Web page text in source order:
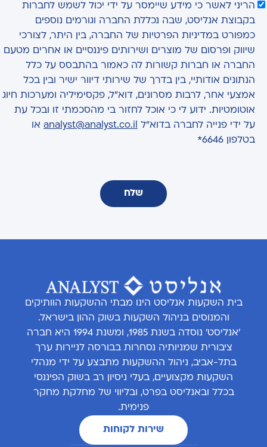
הריני לאשר כי מידע שיימסר על ידי יכול לשמש לחברות
בקבוצת אנליסט, שבה נכללת החברה וגורמים נוספים
כמפורט במדיניות הפרטיות של החברה, בין היתר, לצורכי
שיווק ופרסום של מוצרים ושירותים פיננסיים או אחרים מטעם
החברה או חברות קשורות לה כאמור בהתבסס על כלל
הנתונים אודותיי, בין בדרך של שירותי דיוור ישיר ובין בכל
אמצעי אחר, לרבות מסרונים, דוא"ל, פקסימיליה ומערכות חיוג
אוטומטיות. ידוע לי כי אוכל לחזור בי מהסכמתי זו ובכל עת
על ידי פנייה לחברה בדוא"ל
analyst@analyst.co.il או
בטלפון 6646*
שלח
בית השקעות אנליסט הינו מבתי ההשקעות הוותיקים
והמנוסים בניהול השקעות בשוק ההון בישראל.
'אנליסט' נוסדה בשנת 1985, ומשנת 1994 היא חברה
ציבורית שמניותיה נסחרות בבורסה לניירות ערך
בתל-אביב, ניהול ההשקעות מתבצע על ידי מנהלי
השקעות מקצועיים, בעלי ניסיון רב בשוק הפיננסי
בכלל ובאנליסט בפרט, ובליווי של מחלקת מחקר
פנימית.
שירות לקוחות